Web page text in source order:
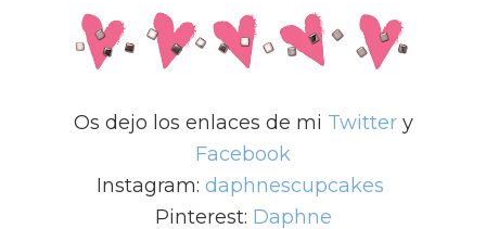
Os dejo los enlaces de mi Twittery
Facebook
Instagram: daphnescupcakes
Pinterest: Daphne